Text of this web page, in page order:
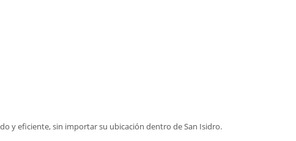
y eficiente, sin importar su ubicación dentro de San Isidro.